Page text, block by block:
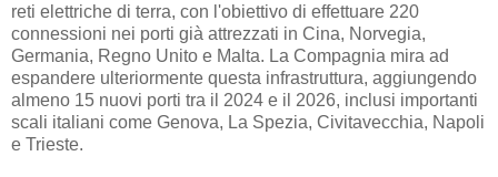
reti elettriche di terra, con l'obiettivo di effettuare 220
connessioni nei porti già attrezzati in Cina, Norvegia,
Germania, Regno Unito e Malta. La Compagnia mira ad
espandere ulteriormente questa infrastruttura, aggiungendo
almeno 15 nuovi porti tra il 2024 e il 2026, inclusi importanti
scali italiani come Genova, La Spezia, Civitavecchia, Napoli
e Trieste.